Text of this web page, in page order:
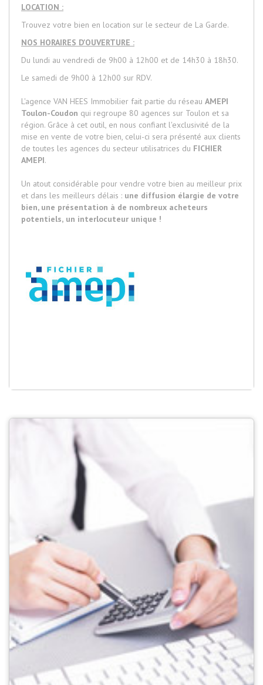
LOCATION :
Trouvez votre bien en location sur le secteur de La Garde.
NOS HORAIRES D'OUVERTURE :
Du lundi au vendredi de 9h00 à 12h00 et de 14h30 à 18h30.
Le samedi de 9h00 à 12h00 sur RDV.
L'agence VAN HEES Immobilier fait partie du réseau AMEPI
Toulon-Coudon qui regroupe 80 agences sur Toulon et sa
région. Grâce à cet outil, en nous confiant l'exclusivité de la
mise en vente de votre bien, celui-ci sera présenté aux clients
de toutes les agences du secteur utilisatrices du FICHIER
AMEPI.
Un atout considérable pour vendre votre bien au meilleur prix
et dans les meilleurs délais : une diffusion élargie de votre
bien, une présentation à de nombreux acheteurs
potentiels, un interlocuteur unique !